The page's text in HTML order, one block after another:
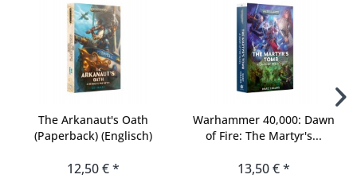
The Arkanaut's Oath
(Paperback) (Englisch)
12,50 € *
Warhammer 40,000: Dawn
of Fire: The Martyr's...
13,50 € *